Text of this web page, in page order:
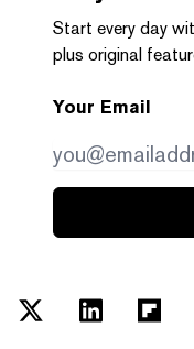
Start every day
plus original
Your Email